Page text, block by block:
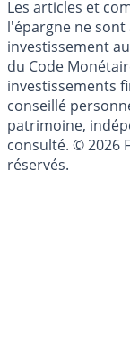
Cookies
Les articles et
l'épargne ne
investissement
du Code
investissements
conseillé
patrimoine,